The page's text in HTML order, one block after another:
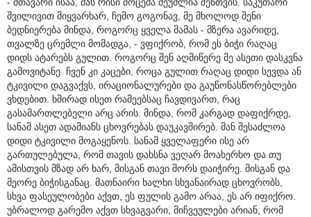
შვილივით მიყვარხარ, ჩემო გოგონავ, მე მხოლოდ შენი
ბედნიერება მინდა, როგორც ყველა მამას - მზერა ავარიდე,
თვალზე ცრემლი მომადგა, - ვფიქრობ, რომ ეს ბიჭი რაღაც
დიდს ატარებს გულით. როგორც შენ აღმიწერე მე ასეთი დასკვნა
გამოვიტანე. ჩვენ კი კაცები, როცა გულით რაღაც დიდი სევდა ან
ტკივილი დაგვაქვს, ირაციონალურები და გაუწონასწორებლები
ვხდებით. ხშირად ისეთ რამეებსაც ჩავდივართ, რაც
გასამართლებელი არც არის. მინდა, რომ კარგად დაფიქრდე,
სანამ ასეთ ადამიანს ცხოვრებას დაუკავშირებ. მან შესაძლოა
დიდი ტკივილი მოგაყენოს. სანამ ყველაფერი ისე არ
გართულებულა, რომ თავის დახსნა ვეღარ მოახერხო და თუ
ამისთვის მზად არ ხარ, მისგან თავი შორს დაიჭირე. მისგან და
მეორე ბიჭისგანაც. მათნაირი ხალხი სხვანაირად ცხოვრობს,
სხვა ფასეულობები აქვთ, ეს ფულის გამო არაა, ეს არ იფიქრო.
უბრალოდ გარემო აქვთ სხვაგვარი, მიჩვეულები არიან, რომ